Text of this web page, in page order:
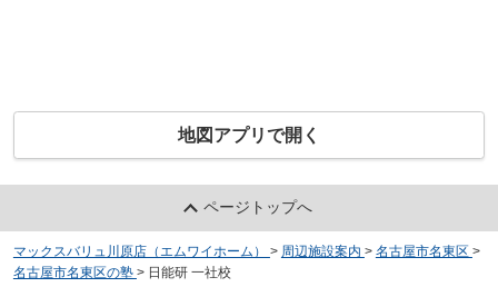
地図アプリで開く
ページトップへ
マックスバリュ川原店（エムワイホーム） > 周辺施設案内 > 名古屋市名東区 >
名古屋市名東区の塾 > 日能研 一社校